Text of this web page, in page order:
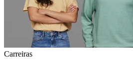
Carreiras